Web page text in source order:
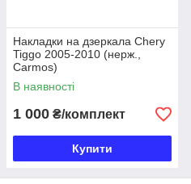
Накладки на дзеркала Chery
Tiggo 2005-2010 (нерж.,
Carmos)
В наявності
1 000 ₴/комплект
Купити